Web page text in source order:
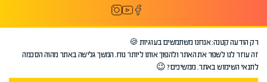
רק הודעה קטנה: אנחנו משתמשים בעוגיות 🍪
זה עוזר לנו לשפר את האתר ולהפוך אותו ליותר נוח. המשך גלישה באתר מהוה הסכמה
לתנאי השימוש באתר. ממשיכים? 😉